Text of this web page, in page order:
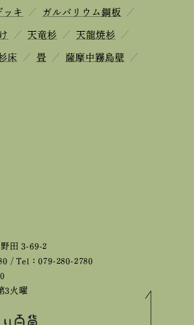
田 3-69-2
/ Tel：079-280-2780
3火曜
ッキ ／ ガルバリウム鋼板 ／
／ 天竜杉 ／ 天龍焼杉 ／
床 ／ 畳 ／ 薩摩中霧島壁 ／